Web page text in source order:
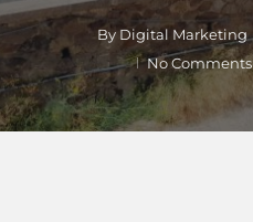
ByDigital Marketing
No Comments